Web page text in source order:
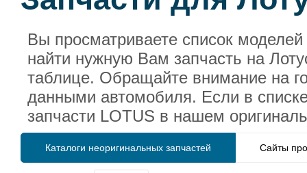
Вы просматриваете список
найти нужную Вам запчасть на
таблице. Обращайте внимание на
данными автомобиля. Если в
запчасти LOTUS в нашем
Каталоги неоригинальных запчастей Сайты